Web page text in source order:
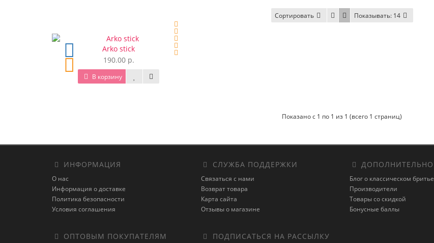
Сортировать Показывать: 14
Arko stick
190.00 р.
В корзину
Показано с 1 по 1 из 1 (всего 1 страниц)
ИНФОРМАЦИЯ
О нас
Информация о доставке
Политика безопасности
Условия соглашения
СЛУЖБА ПОДДЕРЖКИ
Связаться с нами
Возврат товара
Карта сайта
Отзывы о магазине
ДОПОЛНИТЕЛЬНО
Блог о классическом бритье
Производители
Товары со скидкой
Бонусные баллы
ОПТОВЫМ ПОКУПАТЕЛЯМ ПОДПИСАТЬСЯ НА РАССЫЛКУ